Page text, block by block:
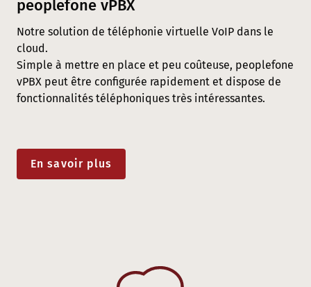
peoplefone vPBX
Notre solution de téléphonie virtuelle VoIP dans le
cloud.
Simple à mettre en place et peu coûteuse, peoplefone
vPBX peut être configurée rapidement et dispose de
fonctionnalités téléphoniques très intéressantes.
En savoir plus